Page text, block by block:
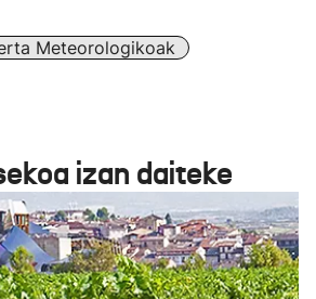
Meteorologikoak
izan daiteke